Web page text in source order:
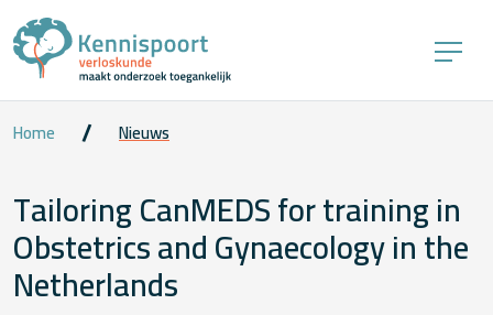
Home Nieuws
Tailoring CanMEDS for training in
Obstetrics and Gynaecology in the
Netherlands